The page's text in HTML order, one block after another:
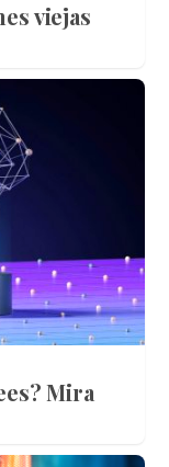
viejas
Mira